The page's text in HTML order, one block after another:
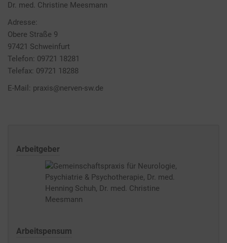
Dr. med. Christine Meesmann
Adresse:
Obere Straße 9
97421 Schweinfurt
Telefon: 09721 18281
Telefax: 09721 18288
E-Mail: praxis@nerven-sw.de
Arbeitgeber
Arbeitspensum